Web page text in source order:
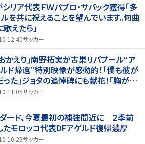
リア代表ＦＷパブロ・サバック獲得「多
を共に祝えることを望んでいます。何曲
えたら」
12:40サッカー
かえり｣南野拓実が古巣リバプール“ア
ルド帰還”特別映像が感動的！｢僕も彼が
った｣ジョタの追悼碑にも献花！｢胸が熱
す…｣
11:05サッカー
ード、今夏最初の補強間近に ２季前
たモロッコ代表DFアゲルド復帰濃厚
10:23サッカー